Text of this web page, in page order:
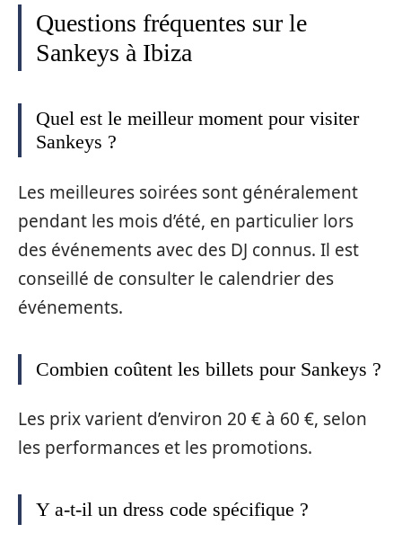
Questions fréquentes sur le
Sankeys à Ibiza
Quel est le meilleur moment pour visiter
Sankeys ?
Les meilleures soirées sont généralement
pendant les mois d’été, en particulier lors
des événements avec des DJ connus. Il est
conseillé de consulter le calendrier des
événements.
Combien coûtent les billets pour Sankeys ?
Les prix varient d’environ 20 € à 60 €, selon
les performances et les promotions.
Y a-t-il un dress code spécifique ?